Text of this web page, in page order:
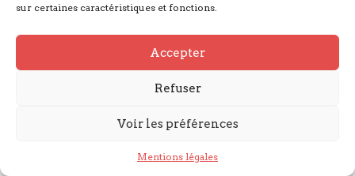
sur certaines caractéristiques et fonctions.
Accepter
Refuser
Voir les préférences
Mentions légales
© GARGANTUA 2023